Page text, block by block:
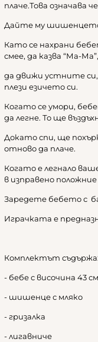
плаче.Това означава
Дайте му шишенцето
Като се нахрани
смее, да казва “Ма-Ма”,
да движи устните
плези езичето си.
Когато се умори,
да легне. То ще
Докато спи, ще
отново да плаче.
Когато е легнало
в изправено
Заредете бебето с
Играчката е
Комплектът съдържа:
- бебе с височина 43 см
- шишенце с мляко
- гризалка
- лигавниче